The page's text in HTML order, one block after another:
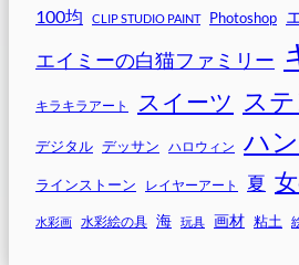
100均 CLIP STUDIO PAINT Photoshop
エイミーの白猫ファミリー
キラキラアート スイーツ ス
デジタル デッサン ハロウィン ハ
ラインストーン レイヤーアート 夏
水彩画 水彩絵の具 海 玩具 画材 粘土